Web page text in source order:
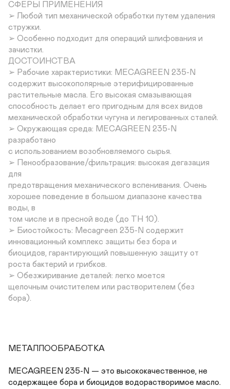
СФЕРЫ ПРИМЕНЕНИЯ
➢ Любой тип механической обработки путем удаления
стружки.
➢ Особенно подходит для операций шлифования и
зачистки.
ДОСТОИНСТВА
➢ Рабочие характеристики: MECAGREEN 235-N
содержит высокополярные этерифицированные
растительные масла. Его высокая смазывающая
способность делает его пригодным для всех видов
механической обработки чугуна и легированных сталей.
➢ Окружающая среда: MECAGREEN 235-N
разработано
с использованием возобновляемого сырья.
➢ Пенообразование/фильтрация: высокая дегазация
для
предотвращения механического вспенивания. Очень
хорошее поведение в большом диапазоне качества
воды, в
том числе и в пресной воде (до TH 10).
➢ Биостойкость: Mecagreen 235-N содержит
инновационный комплекс защиты без бора и
биоцидов, гарантирующий повышенную защиту от
роста бактерий и грибков.
➢ Обезжиривание деталей: легко моется
щелочным очистителем или растворителем (без
бора).
МЕТАЛЛООБРАБОТКА
MECAGREEN 235-N — это высококачественное, не
содержащее бора и биоцидов водорастворимое масло.